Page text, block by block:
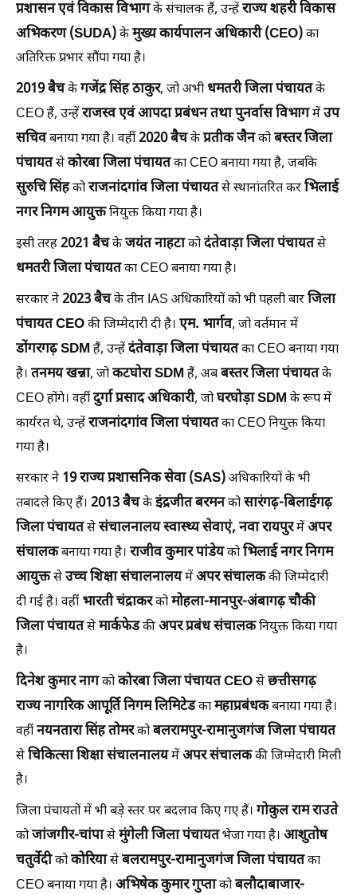
प्रशासन एवं विकास विभागके संचालक हैं, उन्हेंराज्य शहरी विकास
अभिकरण (SUDA)केमुख्य कार्यपालन अधिकारी (CEO)का
अतिरिक्त प्रभार सौंपा गया है।
2019 बैचकेगजेंद्र सिंह ठाकुर, जो अभी धमतरी जिला पंचायतके
CEO हैं, उन्हेंराजस्व एवं आपदा प्रबंधन तथा पुनर्वास विभागमेंउप
सचिवबनाया गया है। वहीं2020 बैचकेप्रतीक जैनकोबस्तर जिला
पंचायतसेकोरबा जिला पंचायतका CEO बनाया गया है, जबकि
सुरुचि सिंहकोराजनांदगांव जिला पंचायतसे स्थानांतरित करभिलाई
नगर निगम आयुक्तनियुक्त किया गया है।
इसी तरह2021 बैचकेजयंत नाहटाकोदंतेवाड़ा जिला पंचायतसे
धमतरी जिला पंचायतका CEO बनाया गया है।
सरकार ने2023 बैचके तीन IAS अधिकारियों को भी पहली बारजिला
पंचायत CEOकी जिम्मेदारी दी है। एम. भार्गव, जो वर्तमान में
डोंगरगढ़ SDM हैं, उन्हेंदंतेवाड़ा जिला पंचायतका CEO बनाया गया
है। तनमय खन्ना, जोकटघोरा SDM हैं, अबबस्तर जिला पंचायतके
CEO होंगे। वहींदुर्गा प्रसाद अधिकारी, जोघरघोड़ा SDM के रूप में
कार्यरत थे, उन्हेंराजनांदगांव जिला पंचायतका CEO नियुक्त किया
गया है।
सरकार ने 19 राज्य प्रशासनिक सेवा (SAS)अधिकारियों के भी
तबादले किए हैं। 2013 बैचकेइंद्रजीत बरमनकोसारंगढ़-बिलाईगढ़
जिला पंचायतसेसंचालनालय स्वास्थ्य सेवाएं, नवा रायपुरमेंअपर
संचालकबनाया गया है। राजीव कुमार पांडेयकोभिलाई नगर निगम
आयुक्तसेउच्च शिक्षा संचालनालयमेंअपर संचालककी जिम्मेदारी
दी गई है। वहीं भारती चंद्राकरकोमोहला-मानपुर-अंबागढ़ चौकी
जिला पंचायतसेमार्कफेडकीअपर प्रबंध संचालकनियुक्त किया गया
है।
दिनेश कुमार नागकोकोरबा जिला पंचायत CEOसेछत्तीसगढ़
राज्य नागरिक आपूर्ति निगम लिमिटेडकामहाप्रबंधकबनाया गया है।
वहींनयनतारा सिंह तोमरकोबलरामपुर-रामानुजगंज जिला पंचायत
सेचिकित्सा शिक्षा संचालनालयमेंअपर संचालककी जिम्मेदारी मिली
है।
जिला पंचायतों में भी बड़े स्तर पर बदलाव किए गए हैं। गोकुल राम राउते
कोजांजगीर-चांपासेमुंगेली जिला पंचायतभेजा गया है। आशुतोष
चतुर्वेदीकोकोरियासेबलरामपुर-रामानुजगंज जिला पंचायतका
CEO बनाया गया है। अभिषेक कुमार गुप्ताकोबलौदाबाजार-